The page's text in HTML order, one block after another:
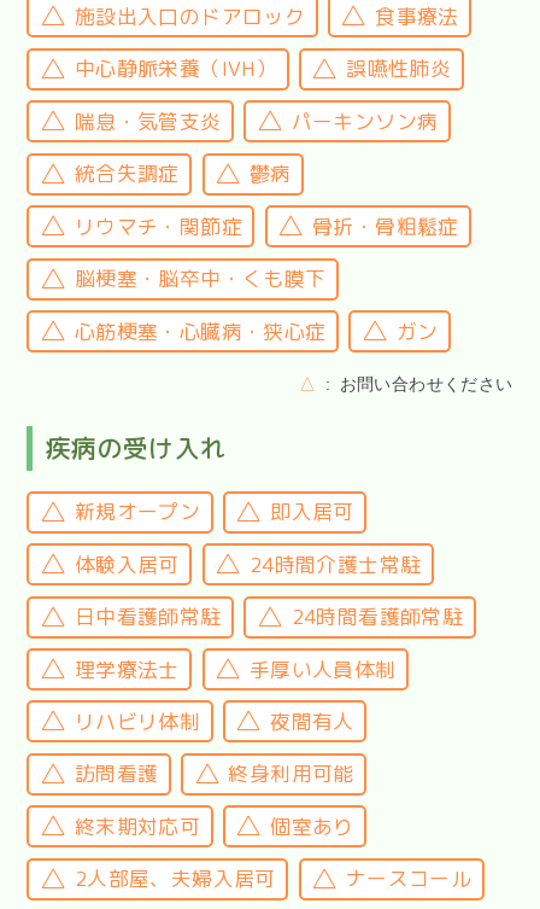
施設出入口のドアロック
食事療法
中心静脈栄養（IVH）
誤嚥性肺炎
喘息・気管支炎
パーキンソン病
統合失調症
鬱病
リウマチ・関節症
骨折・骨粗鬆症
脳梗塞・脳卒中・くも膜下
心筋梗塞・心臓病・狭心症
ガン
△ お問い合わせください
疾病の受け入れ
新規オープン
即入居可
体験入居可
24時間介護士常駐
日中看護師常駐
24時間看護師常駐
理学療法士
手厚い人員体制
リハビリ体制
夜間有人
訪問看護
終身利用可能
終末期対応可
個室あり
2人部屋、夫婦入居可
ナースコール